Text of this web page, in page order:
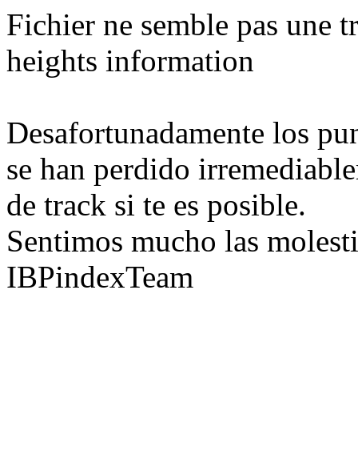
Fichier ne semble pas une
heights information
Desafortunadamente los
se han perdido
de track si te es posible.
Sentimos mucho las
IBPindexTeam